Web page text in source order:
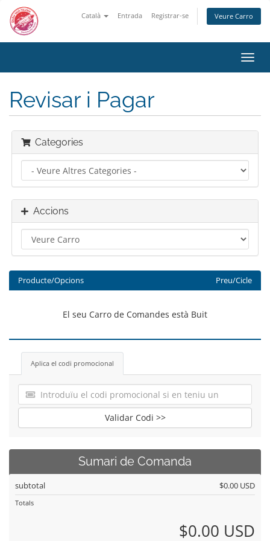
Català Entrada Registrar-se Veure Carro
la
Revisar i Pagar
Categories
Accions
Producte/Opcions Preu/Cicle
El seu Carro de Comandes està Buit
Aplica el codi promocional
Validar Codi >>
Sumari de Comanda
subtotal $0.00 USD
Totals
$0.00 USD